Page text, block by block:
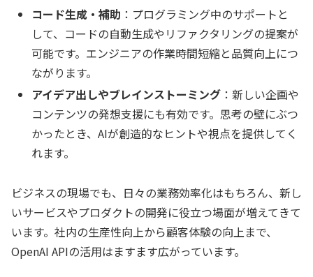
コード生成・補助 ：プログラミング中のサポートと
して、コードの自動生成やリファクタリングの提案が
可能です。エンジニアの作業時間短縮と品質向上につ
ながります。
アイデア出しやブレインストーミング ：新しい企画や
コンテンツの発想支援にも有効です。思考の壁にぶつ
かったとき、AIが創造的なヒントや視点を提供してく
れます。
ビジネスの現場でも、日々の業務効率化はもちろん、新し
いサービスやプロダクトの開発に役立つ場面が増えてきて
います。社内の生産性向上から顧客体験の向上まで、
OpenAI APIの活用はますます広がっています。